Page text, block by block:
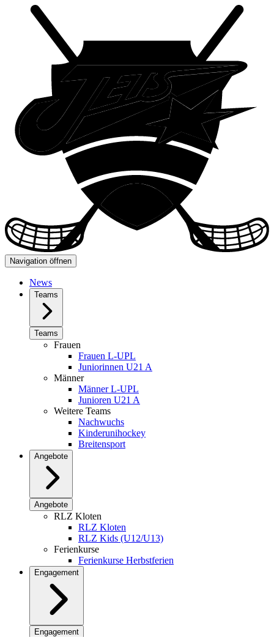
Navigation öffnen
News
Teams
Teams
Frauen
Frauen L-UPL
Juniorinnen U21 A
Männer
Männer L-UPL
Junioren U21 A
Weitere Teams
Nachwuchs
Kinderunihockey
Breitensport
Angebote
Angebote
RLZ Kloten
RLZ Kloten
RLZ Kids (U12/U13)
Ferienkurse
Ferienkurse Herbstferien
Engagement
Engagement